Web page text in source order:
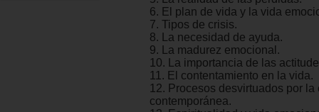
6. El plan de vida y la vida
7. Tipos de crisis.
8. La necesidad de ayuda.
9. La madurez emocional.
10. La importancia de las
11. El contentamiento en la vida.
12. Procesos desvirtuados por la
contemporánea.